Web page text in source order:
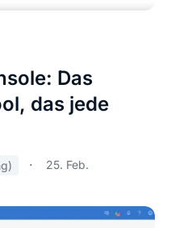
Das
das jede
25. Feb.